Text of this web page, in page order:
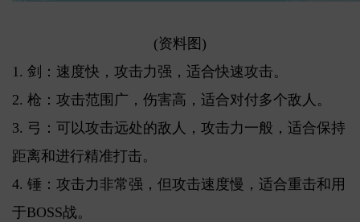
(资料图)
1. 剑：速度快，攻击力强，适合快速攻击。
2. 枪：攻击范围广，伤害高，适合对付多个敌人。
3. 弓：可以攻击远处的敌人，攻击力一般，适合保持
距离和进行精准打击。
4. 锤：攻击力非常强，但攻击速度慢，适合重击和用
于BOSS战。